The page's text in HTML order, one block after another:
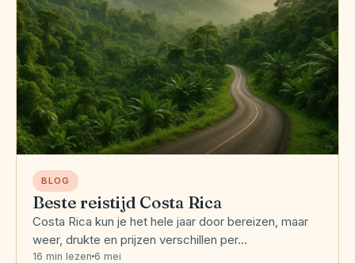
BLOG
Beste reistijd Costa Rica
Costa Rica kun je het hele jaar door bereizen, maar
weer, drukte en prijzen verschillen per…
16 min lezen 6 mei